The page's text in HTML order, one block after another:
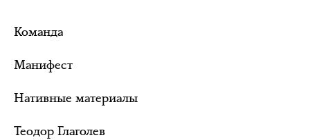
Команда
Манифест
Нативные материалы
Теодор Глаголев